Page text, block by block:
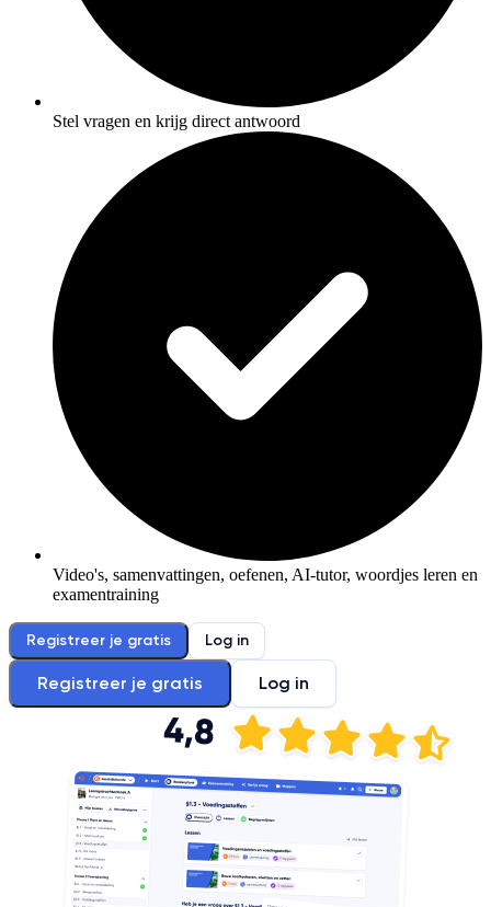
Stel vragen en krijg direct antwoord
Video's, samenvattingen, oefenen, AI-tutor, woordjes leren en
examentraining
Registreer je gratis Log in
Registreer je gratis Log in